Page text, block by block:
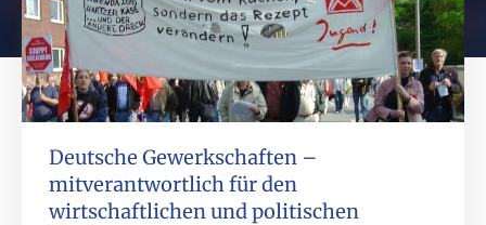
Deutsche Gewerkschaften –
mitverantwortlich für den
wirtschaftlichen und politischen